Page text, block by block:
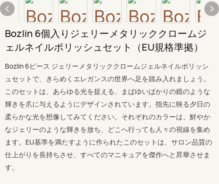
Bozlin 6個入りジェリーメタリッククロームジ
ェルネイルポリッシュセット（EU規格準拠）
Bozlin 6ピース ジェリーメタリッククロームジェルネイルポリッシ
ュセットで、きらめくエレガンスの世界へ足を踏み入れましょう。
このセットは、あらゆる光を捉える、まばゆいばかりの鏡のような
輝きを爪に与えるようにデザインされています。指先に映る夕日の
柔らかな光を想像してみてください。それぞれのカラーは、鮮やか
なジェリーのような輝きを放ち、どこへ行っても人々の視線を集め
ます。EU基準を満たすように作られたこのセットは、サロン品質の
仕上がりを長持ちさせ、すべてのマニキュアを傑作へと昇華させま
す。